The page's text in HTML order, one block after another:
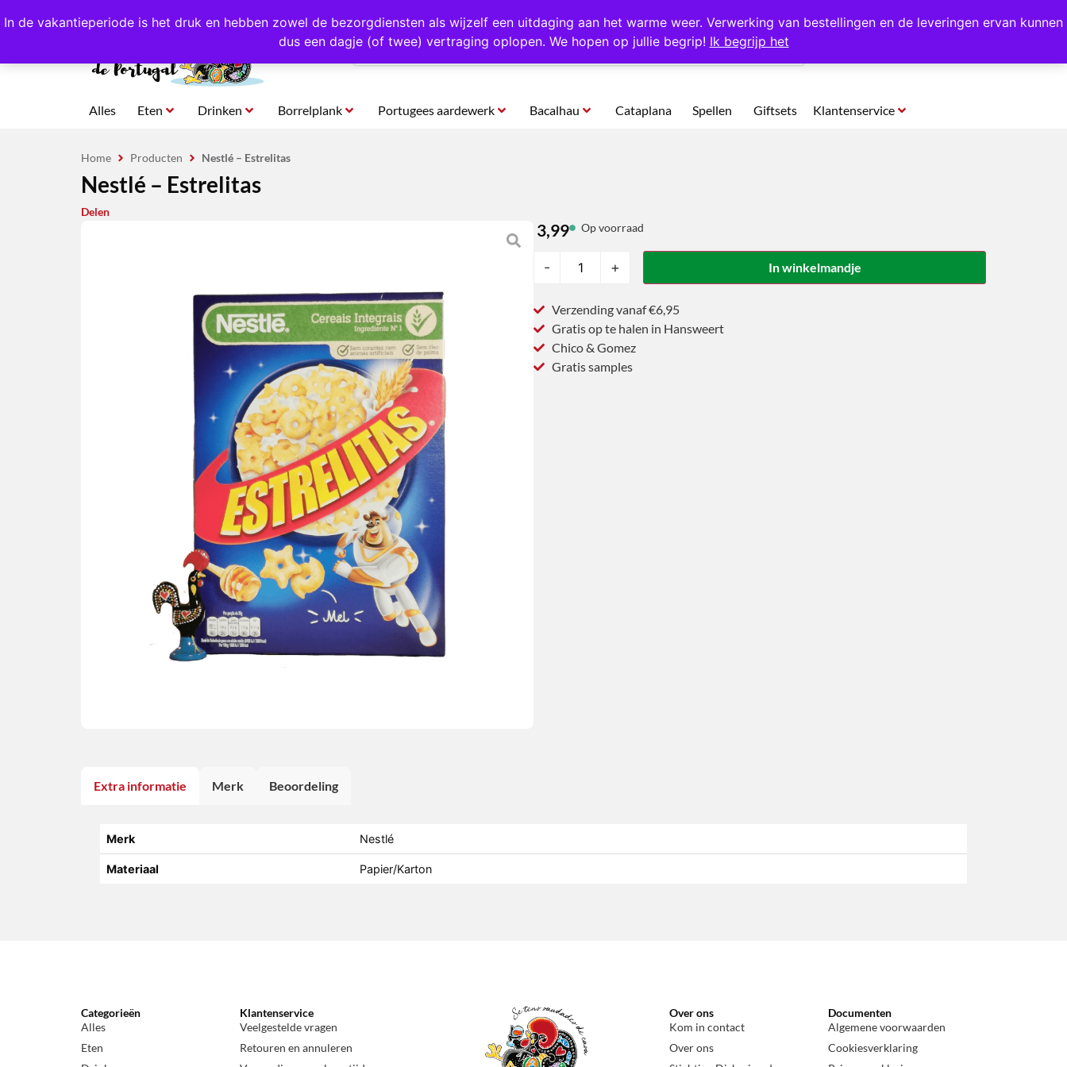
In de vakantieperiode is het druk en hebben zowel de bezorgdiensten als wijzelf een uitdaging aan het warme weer. Verwerking van bestellingen en de leveringen ervan kunnen
dus een dagje (of twee) vertraging oplopen. We hopen op jullie begrip! Ik begrijp het
4,8/5,0 sterren beoordeeld! Eigen import uit Portugal Altijd 1000 verschillende producten op voorraad Gratis op te halen in Hansweert
Alles Eten Drinken Borrelplank Portugees aardewerk Bacalhau Cataplana Spellen Giftsets Klantenservice
Home Producten Nestlé – Estrelitas
Nestlé – Estrelitas
Delen
3,99 Op voorraad
- + In winkelmandje
Verzending vanaf €6,95
Gratis op te halen in Hansweert
Chico & Gomez
Gratis samples
Extra informatie Merk Beoordeling
Merk Nestlé
Materiaal Papier/Karton
Categorieën
Alles
Eten
Klantenservice
Veelgestelde vragen
Retouren en annuleren
Over ons
Kom in contact
Over ons
Documenten
Algemene voorwaarden
Cookiesverklaring